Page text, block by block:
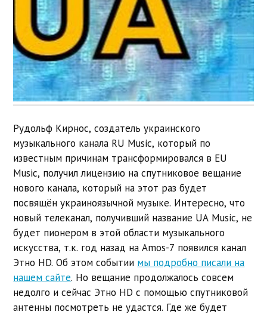
Рудольф Кирнос, создатель украинского
музыкального канала RU Music, который по
известным причинам трансформировался в EU
Music, получил лицензию на спутниковое вещание
нового канала, который на этот раз будет
посвящён украиноязычной музыке. Интересно, что
новый телеканал, получивший название UA Music, не
будет пионером в этой области музыкального
искусства, т.к. год назад на Amos-7 появился канал
Этно HD. Об этом событии мы подробно писали на
нашем сайте. Но вещание продолжалось совсем
недолго и сейчас Этно HD с помощью спутниковой
антенны посмотреть не удастся. Где же будет